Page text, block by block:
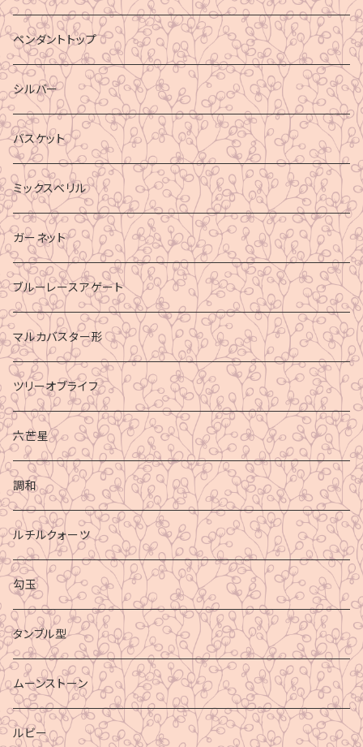
ペンダントトップ
シルバー
バスケット
ミックスベリル
ガーネット
ブルーレースアゲート
マルカバスター形
ツリーオブライフ
六芒星
調和
ルチルクォーツ
勾玉
タンブル型
ムーンストーン
ルビー